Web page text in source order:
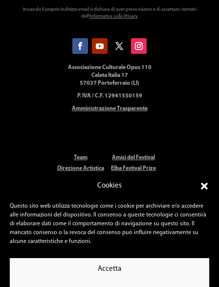
Cookies
Questo sito web utilizza tecnologie come i cookie per archiviare e/o accedere
alle informazioni del dispositivo. Il consenso a queste tecnologie ci consentirà
di elaborare dati come il comportamento di navigazione su questo sito. Il
mancato consenso o la revoca del consenso può influire negativamente su
alcune caratteristiche e funzioni.
Accetta
Inviando il proprio indirizzo email si dichiara di aver preso visione e di accettare i termini
dell'Informativa sulla Privacy
Associazione Culturale Opus 110
Calata Italia 17
57037 Portoferraio (LI)
P. IVA / C.F. 12941550159
Amministrazione Trasparente
Team
Amici del Festival
Direzione Artistica
Elba Festival Prize
Partner
Amm.ne Trasparente
PHOTO CREDITS
Andrea Messana
Stefano Muti–Roberto Ridi